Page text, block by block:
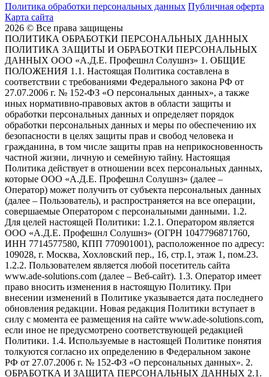
Политика обработки персональных данных Публичная оферта
Карта сайта
2026 © Все права защищены
ПОЛИТИКА ОБРАБОТКИ ПЕРСОНАЛЬНЫХ ДАННЫХ
ПОЛИТИКА ЗАЩИТЫ И ОБРАБОТКИ ПЕРСОНАЛЬНЫХ
ДАННЫХ ООО «А.Д.Е. Профешнл Солушнз» 1. ОБЩИЕ
ПОЛОЖЕНИЯ 1.1. Настоящая Политика составлена в
соответствии с требованиями Федерального закона РФ от
27.07.2006 г. № 152-ФЗ «О персональных данных», а также
иных нормативно-правовых актов в области защиты и
обработки персональных данных и определяет порядок
обработки персональных данных и меры по обеспечению их
безопасности в целях защиты прав и свобод человека и
гражданина, в том числе защиты прав на неприкосновенность
частной жизни, личную и семейную тайну. Настоящая
Политика действует в отношении всех персональных данных,
которые ООО «А.Д.Е. Профешнл Солушнз» (далее –
Оператор) может получить от субъекта персональных данных
(далее – Пользователь), и распространяется на все операции,
совершаемые Оператором с персональными данными. 1.2.
Для целей настоящей Политики: 1.2.1. Оператором является
ООО «А.Д.Е. Профешнл Солушнз» (ОГРН 1047796871760,
ИНН 7714577580, КПП 770901001), расположенное по адресу:
109028, г. Москва, Хохловский пер., 16, стр.1, этаж 1, пом.23.
1.2.2. Пользователем является любой посетитель сайта
www.ade-solutions.com (далее – Веб-сайт). 1.3. Оператор имеет
право вносить изменения в настоящую Политику. При
внесении изменений в Политике указывается дата последнего
обновления редакции. Новая редакция Политики вступает в
силу с момента ее размещения на сайте www.ade-solutions.com,
если иное не предусмотрено соответствующей редакцией
Политики. 1.4. Используемые в настоящей Политике понятия
толкуются согласно их определению в Федеральном законе
РФ от 27.07.2006 г. № 152-ФЗ «О персональных данных». 2.
ОБРАБОТКА И ЗАЩИТА ПЕРСОНАЛЬНЫХ ДАННЫХ 2.1.